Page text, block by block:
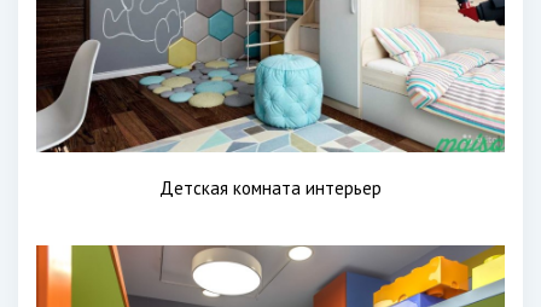
Детская комната интерьер